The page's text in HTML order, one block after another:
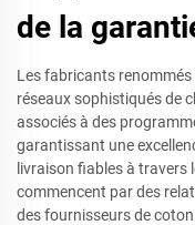
de la
Les fabricants
réseaux sophistiqués de
associés à des
garantissant une
livraison fiables à travers
commencent par des
des fournisseurs de